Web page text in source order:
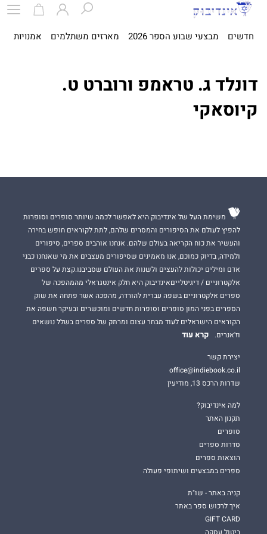
חדשים מבצעי שבוע הספר 2026 מארזים משתלמים אמנויות
דונלד ג. טראמפ ורוברט ט.
קיוסאקי
משימת העל של אינדיבוק היא לאפשר לכמה שיותר סופרים וסופרות
להפיץ לעולם את הסיפורים והמסרים שלהם, לתת לקוראים חופש בחירה
והעשיר את כוח הקריאה בעולם שלהם. אנחנו אוהבים ספרים, סיפורים
ולמידה, בדיוק כמוכם, אנו מאמינים שסיפורים מעצבים את מי שאנחנו כבני
אדם ומילים יכולות להעצים ולשנות את העולם שסביבנו.קצת על ספרים
אלקטרוניים / דיגיטלייםאינדיבוק היא חלק אינטגראלי מהמהפכה של
ספרים אלקטרוניים בשפה עברית להורדה, מהפכה אשר פתחה את שוק
הספרים בפני המון סופרים וסופרות חדשים ומוכשרים ובעיקר חשפה את
הקוראים הישראלים לעוד מבחר עצום ומרתק של ספרים בשלל נושאים
וז'אנרים.
קרא עוד
יצירת קשר
office@indiebook.co.il
שדרות הרכס 13, מודיעין
למה אינדיבוק?
תקנון האתר
סופרים
סדרות ספרים
הוצאות ספרים
ספרים במבצעים ושיתופי פעולה
קניה באתר - שו"ת
איך לרכוש ספר באתר
GIFT CARD